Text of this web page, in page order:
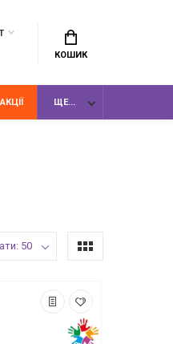
КОШИК
АКЦІЇ ЩЕ...
50